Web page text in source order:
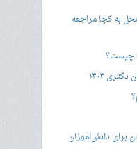
به کجا مراجعه
چیست؟
۱۴۰۴
برای دانش‌آموزان